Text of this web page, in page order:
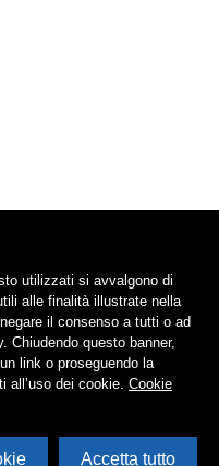
utilizzati si avvalgono di
alle finalità illustrate nella
il consenso a tutti o ad
Chiudendo questo banner,
link o proseguendo la
all’uso dei cookie. Cookie
Accetta tutto